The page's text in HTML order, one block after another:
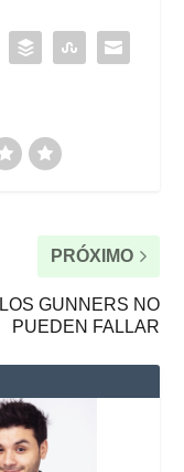
PRÓXIMO
LOS GUNNERS NO
PUEDEN FALLAR